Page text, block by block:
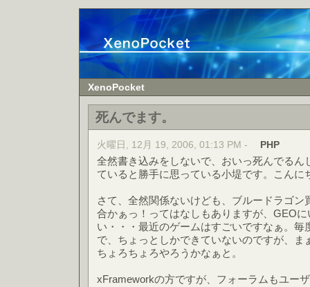
XenoPocket
死んでます。
火曜日, 12月 19, 2006, 01:13 PM - PHP
全然書き込みをしないで、おいっ死んでるん
ていると勝手に思っている小堤です。こんに
さて、全然関係ないけども、ブルードラゴ
合かぁっ！ってはなしもありますが、GEO
い・・・最近のゲームはすごいですなぁ。毎
で、ちょっとしかできていないのですが、ま
ちょろちょろやろうかなぁと。
xFrameworkの方ですが、フォーラムもユー